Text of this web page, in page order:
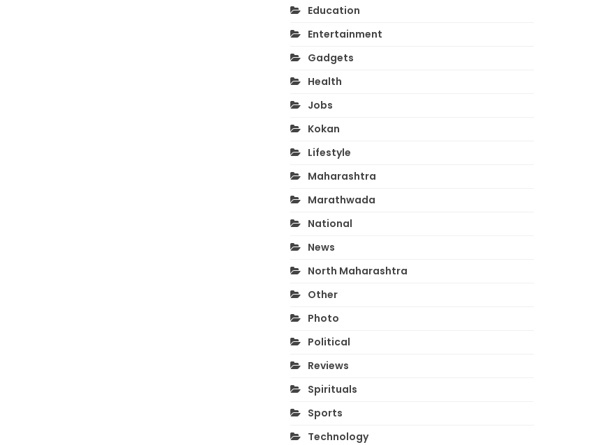
Education
Entertainment
Gadgets
Health
Jobs
Kokan
Lifestyle
Maharashtra
Marathwada
National
News
North Maharashtra
Other
Photo
Political
Reviews
Spirituals
Sports
Technology